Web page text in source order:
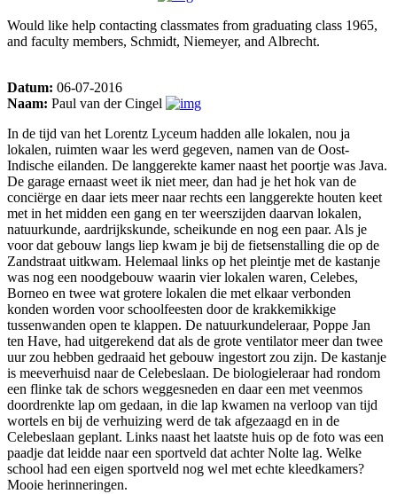
Would like help contacting classmates from graduating class 1965,
and faculty members, Schmidt, Niemeyer, and Albrecht.
Datum: 06-07-2016
Naam: Paul van der Cingel
In de tijd van het Lorentz Lyceum hadden alle lokalen, nou ja
lokalen, ruimten waar les werd gegeven, namen van de Oost-
Indische eilanden. De langgerekte kamer naast het poortje was Java.
De garage ernaast weet ik niet meer, dan had je het hok van de
conciërge en daar iets meer naar rechts een langgerekte houten keet
met in het midden een gang en ter weerszijden daarvan lokalen,
natuurkunde, aardrijkskunde, scheikunde en nog een paar. Als je
voor dat gebouw langs liep kwam je bij de fietsenstalling die op de
Zandstraat uitkwam. Helemaal links op het pleintje met de kastanje
was nog een noodgebouw waarin vier lokalen waren, Celebes,
Borneo en twee wat grotere lokalen die met elkaar verbonden
konden worden voor schoolfeesten door de krakkemikkige
tussenwanden open te klappen. De natuurkundeleraar, Poppe Jan
ten Have, had uitgerekend dat als de grote ventilator meer dan twee
uur zou hebben gedraaid het gebouw ingestort zou zijn. De kastanje
is meeverhuisd naar de Celebeslaan. De biologieleraar had rondom
een flinke tak de schors weggesneden en daar een met veenmos
doordrenkte lap om gedaan, in die lap kwamen na verloop van tijd
wortels en bij de verhuizing werd de tak afgezaagd en in de
Celebeslaan geplant. Links naast het laatste huis op de foto was een
paadje dat leidde naar een sportveld dat achter Nolte lag. Welke
school had een eigen sportveld nog wel met echte kleedkamers?
Mooie herinneringen.